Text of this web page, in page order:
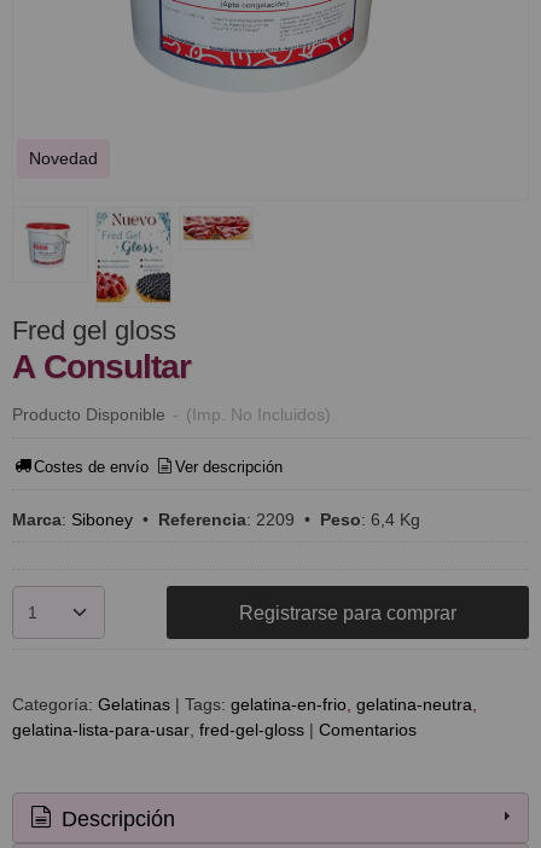
Novedad
Fred gel gloss
A Consultar
Producto Disponible - (Imp. No Incluidos)
Costes de envío Ver descripción
Marca: Siboney • Referencia: 2209 • Peso: 6,4 Kg
Registrarse para comprar
Categoría: Gelatinas | Tags: gelatina-en-frio gelatina-neutra
gelatina-lista-para-usar fred-gel-gloss | Comentarios
Descripción